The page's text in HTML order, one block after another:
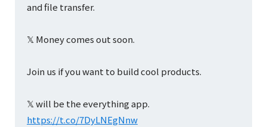
and file transfer.
𝕏 Money comes out soon.
Join us if you want to build cool products.
𝕏 will be the everything app.
https://t.co/7DyLNEgNnw